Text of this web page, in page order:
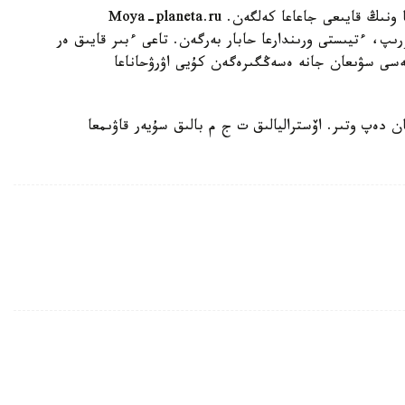
اۆستراليالىق سۋدا التى ساعات وتكىزگەن. بۇل ۋاقىتتا ونىڭ قايىعى جاعاعا كەلگەن. Moya-planeta.ru
ءتيىستى ورىندارعا حابار بەرگەن. تاعى ءبىر قايىق ەر
سۋىعان جانە ەسەڭگىرەگەن كۇيى اۋرۋحاناعا
دەپ وتىر. اۆستراليالىق ت ج م بالىق سۇيەر قاۋىمعا